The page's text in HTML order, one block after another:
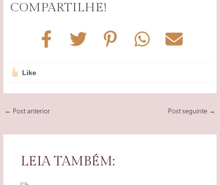
COMPARTILHE!
Like
Post
← Post anterior Post seguinte →
LEIA TAMBÉM: